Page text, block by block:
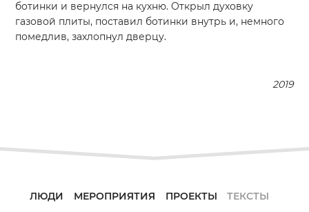
ботинки и вернулся на кухню. Открыл духовку
газовой плиты, поставил ботинки внутрь и, немного
помедлив, захлопнул дверцу.
2019
ЛЮДИ МЕРОПРИЯТИЯ ПРОЕКТЫ
ТЕКСТЫ